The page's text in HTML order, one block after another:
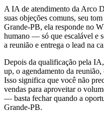
A IA de atendimento da Arco
suas objeções comuns, seu
Grande-PB, ela responde no
humano — só que escalável e
a reunião e entrega o lead na
Depois da qualificação pela
up, o agendamento da
Isso significa que você não
vendas para aproveitar o
— basta fechar quando a
Grande-PB.